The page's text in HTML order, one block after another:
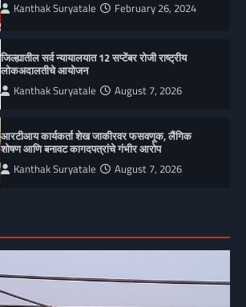
Kanthak Suryatale February 26, 2024
जिल्ह्यातील सर्व न्यायालयात 12 सप्टेंबर रोजी राष्ट्रीय
लोकअदालतीचे आयोजन
Kanthak Suryatale August 7, 2026
आरटीआय कार्यकर्ता शेख जाकीरवर फसवणूक, लैंगिक
शोषण आणि बनावट कागदपत्रांचे गंभीर आरोप
Kanthak Suryatale August 7, 2026